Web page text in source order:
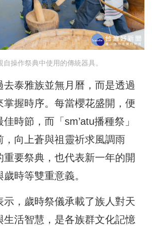
自操作祭典中使用的傳統器具。
去泰雅族並無月曆，而是透過
掌握時序。每當櫻花盛開，便
時節，而「sm’atu播種祭」
，向上蒼與祖靈祈求風調雨
重要祭典，也代表新一年的開
時等雙重意義。
示，歲時祭儀承載了族人對天
生活智慧，是各族群文化記憶